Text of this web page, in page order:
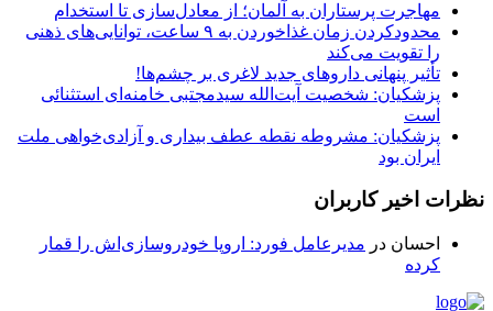
مهاجرت پرستاران به آلمان؛ از معادل‌سازی تا استخدام
محدودکردن زمان غذاخوردن به ۹ ساعت، توانایی‌های ذهنی
را تقویت می‌کند
تأثیر پنهانی داروهای جدید لاغری بر چشم‌ها!
پزشکیان: شخصیت آیت‌الله سیدمجتبی خامنه‌ای استثنائی
است
پزشکیان: مشروطه نقطه عطف بیداری و آزادی‌خواهی ملت
ایران بود
نظرات اخیر کاربران
احسان در مدیرعامل فورد: اروپا خودروسازی‌اش را قمار
کرده